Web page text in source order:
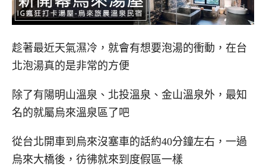
趁著最近天氣濕冷，就會有想要泡湯的衝動，在台
北泡湯真的是非常的方便
除了有陽明山溫泉、北投溫泉、金山溫泉外，最知
名的就屬烏來溫泉區了吧
從台北開車到烏來沒塞車的話約40分鐘左右，一過
烏來大橋後，彷彿就來到度假區一樣